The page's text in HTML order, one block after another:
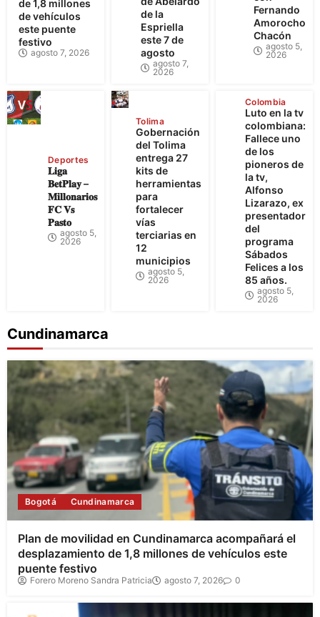
de 1,8 millones
de vehículos
este puente
festivo
agosto 7, 2026
de la
Espriella
este 7 de
agosto
agosto 7,
2026
Fernando
Amorocho
Chacón
agosto 5,
2026
Deportes
𝐋𝐢𝐠𝐚
𝐁𝐞𝐭𝐏𝐥𝐚𝐲 –
𝐌𝐢𝐥𝐥𝐨𝐧𝐚𝐫𝐢𝐨𝐬
𝐅𝐂 𝐕𝐬
𝐏𝐚𝐬𝐭𝐨
agosto 5,
2026
Tolima
Gobernación
del Tolima
entrega 27
kits de
herramientas
para
fortalecer
vías
terciarias en
12
municipios
agosto 5,
2026
Colombia
Luto en la tv
colombiana:
Fallece uno
de los
pioneros de
la tv,
Alfonso
Lizarazo, ex
presentador
del
programa
Sábados
Felices a los
85 años.
agosto 5,
2026
Cundinamarca
Bogotá Cundinamarca
Plan de movilidad en Cundinamarca acompañará el
desplazamiento de 1,8 millones de vehículos este
puente festivo
Forero Moreno Sandra Patricia agosto 7, 2026 0